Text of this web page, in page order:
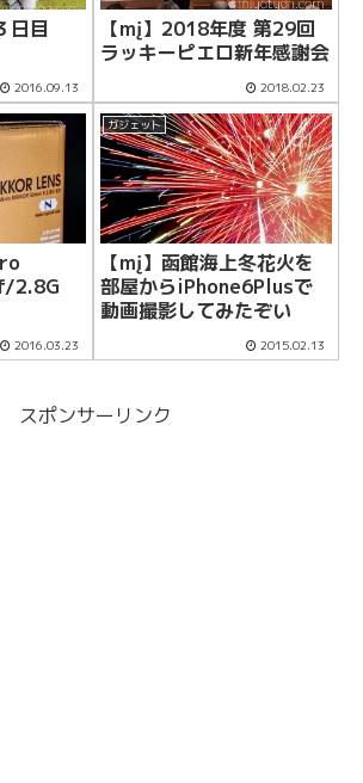
日目
2016.09.13
【mį】2018年度 第29回
ラッキーピエロ新年感謝会
2018.02.23
2.8G
2016.03.23
ガジェット
【mį】函館海上冬花火を
部屋からiPhone6Plusで
動画撮影してみたぞい
2015.02.13
スポンサーリンク